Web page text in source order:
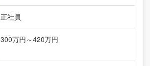
正社員
300万円～420万円